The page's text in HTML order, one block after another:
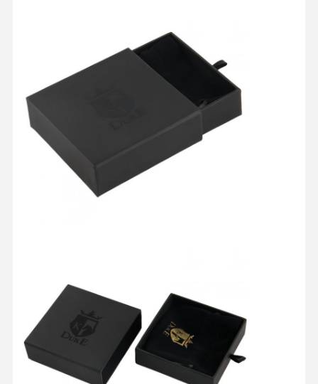
Tutti I Casi
Scatola di imballaggio cosmetico
Scatola di imballaggio alimentare
Sacchetto di carta